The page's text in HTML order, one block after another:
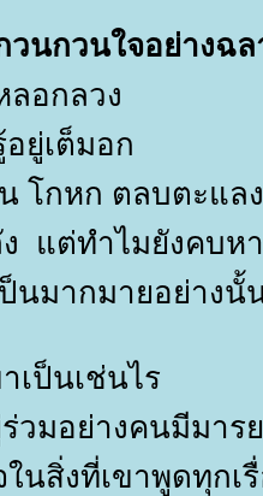
วนกวนใจอย่างฉล
ลอกลวง
ยู่เต็มอก
โกหก ตลบตะแลง
แต่ทำไมยังคบห
ป็นมากมายอย่างนั้
เป็นเช่นไร
วมอย่างคนมีมาร
นสิ่งที่เขาพูดทุกเรื่